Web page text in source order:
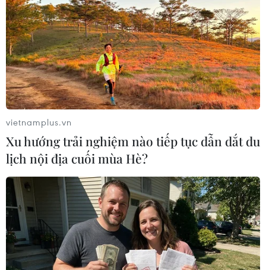
TIN LIÊN QUAN
Khủng bố tại London khiến chứng khoán
Âu-Mỹ đồng loạt giảm điểm
vietnamplus.vn
Xu hướng trải nghiệm nào tiếp tục dẫn dắt du
lịch nội địa cuối mùa Hè?